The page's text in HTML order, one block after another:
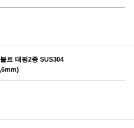
트 태핑2종 SUS304